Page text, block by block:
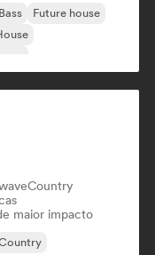
Future house
Country
maior impacto